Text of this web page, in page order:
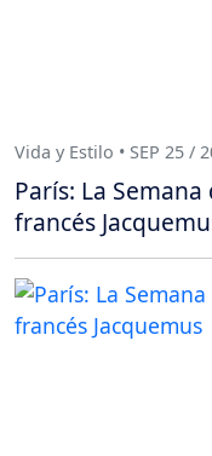
Vida y Estilo • SEP 25 /
París: La
francés